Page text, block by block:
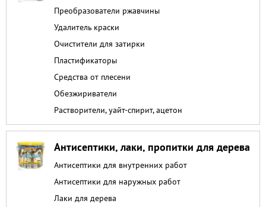
Преобразователи ржавчины
Удалитель краски
Очистители для затирки
Пластификаторы
Средства от плесени
Обезжириватели
Растворители, уайт-спирит, ацетон
Антисептики, лаки, пропитки для дерева
Антисептики для внутренних работ
Антисептики для наружных работ
Лаки для дерева